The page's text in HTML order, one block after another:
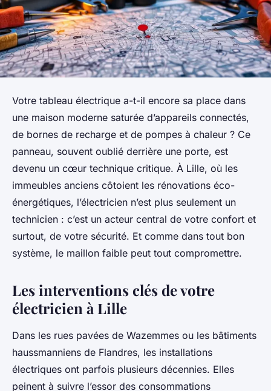
Votre tableau électrique a-t-il encore sa place dans
une maison moderne saturée d’appareils connectés,
de bornes de recharge et de pompes à chaleur ? Ce
panneau, souvent oublié derrière une porte, est
devenu un cœur technique critique. À Lille, où les
immeubles anciens côtoient les rénovations éco-
énergétiques, l’électricien n’est plus seulement un
technicien : c’est un acteur central de votre confort et
surtout, de votre sécurité. Et comme dans tout bon
système, le maillon faible peut tout compromettre.
Les interventions clés de votre
électricien à Lille
Dans les rues pavées de Wazemmes ou les bâtiments
haussmanniens de Flandres, les installations
électriques ont parfois plusieurs décennies. Elles
peinent à suivre l’essor des consommations